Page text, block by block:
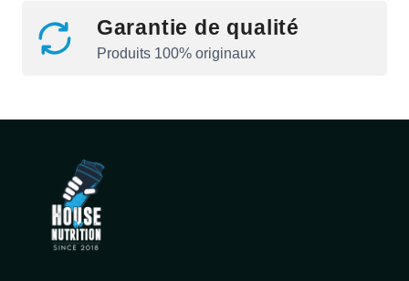
Garantie de qualité
Produits 100% originaux